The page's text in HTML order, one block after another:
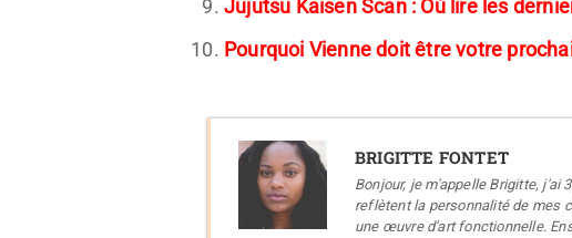
Jujutsu Kaisen Scan : Où lire les
Pourquoi Vienne doit être votre
BRIGITTE FONTET
Bonjour, je m'appelle Brigitte,
reflètent la personnalité de mes
une œuvre d'art fonctionnelle.